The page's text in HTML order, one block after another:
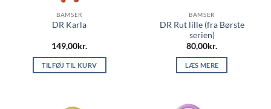
BAMSER
DR Karla
149,00kr.
TILFØJ TIL KURV
BAMSER
DR Rut lille (fra Børste
serien)
80,00kr.
LÆS MERE